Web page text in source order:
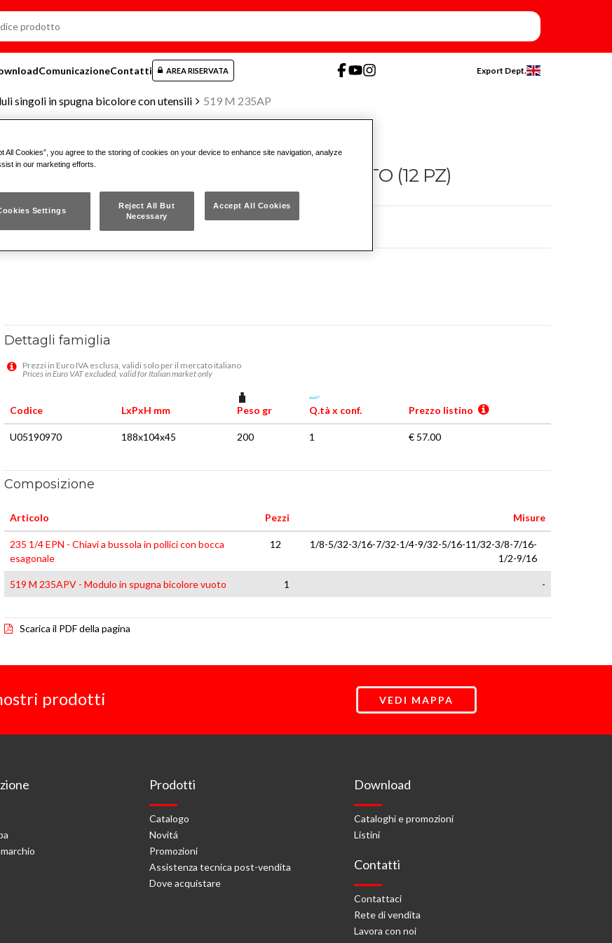
singoli in spugna bicolore con utensili 519 M 235AP
ComunicazioneContatti AREA RISERVATA Export Dept.
MODULO IN SPUGNA BICOLORE ASSORTITO (12 PZ)
519 M 235AP
Dettagli famiglia
Prezzi in Euro IVA esclusa, validi solo per il mercato italiano
Prices in Euro VAT excluded, valid for Italian market only
Codice LxPxH mm Peso gr Q.tà x conf. Prezzo listino
U05190970 188x104x45 200 1 € 57.00
Composizione
Articolo Pezzi Misure
235 1/4 EPN - Chiavi a bussola in pollici con bocca
esagonale
12
1/8-5/32-3/16-7/32-1/4-9/32-5/16-11/32-3/8-7/16-
1/2-9/16
519 M 235APV - Modulo in spugna bicolore vuoto 1 -
Scarica il PDF della pagina
prodotti VEDI MAPPA
Prodotti
Catalogo
Novitá
Promozioni
Assistenza tecnica post-vendita
Dove acquistare
Download
Cataloghi e promozioni
Listini
Contatti
Contattaci
Rete di vendita
Lavora con noi
All Cookies”, you agree to the storing of cookies on your device to enhance site navigation, analyze
in our marketing efforts.
Settings
Reject All But
Necessary
Accept All Cookies